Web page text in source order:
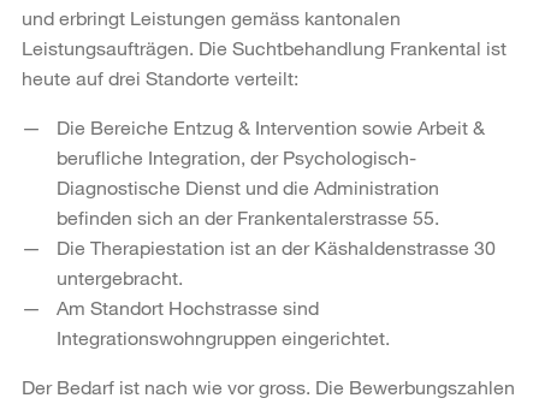
und erbringt Leistungen gemäss kantonalen
Leistungsaufträgen. Die Suchtbehandlung Frankental ist
heute auf drei Standorte verteilt:
Die Bereiche Entzug & Intervention sowie Arbeit &
berufliche Integration, der Psychologisch-
Diagnostische Dienst und die Administration
befinden sich an der Frankentalerstrasse 55.
Die Therapiestation ist an der Käshaldenstrasse 30
untergebracht.
Am Standort Hochstrasse sind
Integrationswohngruppen eingerichtet.
Der Bedarf ist nach wie vor gross. Die Bewerbungszahlen